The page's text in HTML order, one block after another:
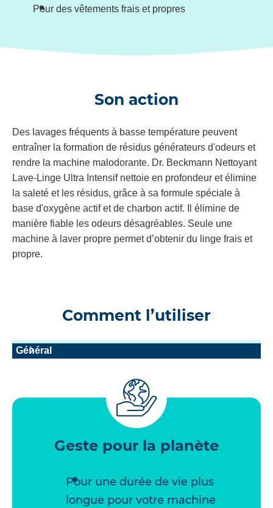
Pour des vêtements frais et propres
Son action
Des lavages fréquents à basse température peuvent
entraîner la formation de résidus générateurs d'odeurs et
rendre la machine malodorante. Dr. Beckmann Nettoyant
Lave-Linge Ultra Intensif nettoie en profondeur et élimine
la saleté et les résidus, grâce à sa formule spéciale à
base d'oxygène actif et de charbon actif. Il élimine de
manière fiable les odeurs désagréables. Seule une
machine à laver propre permet d’obtenir du linge frais et
propre.
Comment l’utiliser
Général
Geste pour la planète
Pour une durée de vie plus
longue pour votre machine